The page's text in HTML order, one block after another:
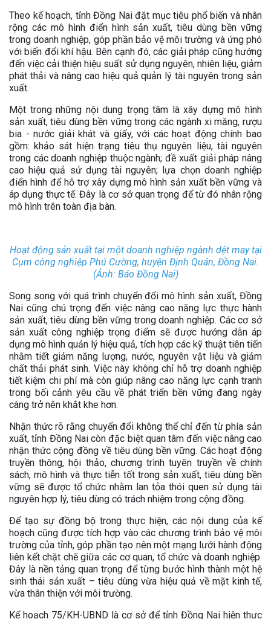
Theo kế hoạch, tỉnh Đồng Nai đặt mục tiêu phổ biến và nhân
rộng các mô hình điển hình sản xuất, tiêu dùng bền vững
trong doanh nghiệp, góp phần bảo vệ môi trường và ứng phó
với biến đổi khí hậu. Bên cạnh đó, các giải pháp cũng hướng
đến việc cải thiện hiệu suất sử dụng nguyên, nhiên liệu, giảm
phát thải và nâng cao hiệu quả quản lý tài nguyên trong sản
xuất.
Một trong những nội dung trọng tâm là xây dựng mô hình
sản xuất, tiêu dùng bền vững trong các ngành xi măng, rượu
bia - nước giải khát và giấy, với các hoạt động chính bao
gồm: khảo sát hiện trạng tiêu thụ nguyên liệu, tài nguyên
trong các doanh nghiệp thuộc ngành; đề xuất giải pháp nâng
cao hiệu quả sử dụng tài nguyên; lựa chọn doanh nghiệp
điển hình để hỗ trợ xây dựng mô hình sản xuất bền vững và
áp dụng thực tế. Đây là cơ sở quan trọng để từ đó nhân rộng
mô hình trên toàn địa bàn.
Hoạt động sản xuất tại một doanh nghiệp ngành dệt may tại
Cụm công nghiệp Phú Cường, huyện Định Quán, Đồng Nai.
(Ảnh: Báo Đồng Nai)
Song song với quá trình chuyển đổi mô hình sản xuất, Đồng
Nai cũng chú trọng đến việc nâng cao năng lực thực hành
sản xuất, tiêu dùng bền vững trong doanh nghiệp. Các cơ sở
sản xuất công nghiệp trọng điểm sẽ được hướng dẫn áp
dụng mô hình quản lý hiệu quả, tích hợp các kỹ thuật tiên tiến
nhằm tiết giảm năng lượng, nước, nguyên vật liệu và giảm
chất thải phát sinh. Việc này không chỉ hỗ trợ doanh nghiệp
tiết kiệm chi phí mà còn giúp nâng cao năng lực cạnh tranh
trong bối cảnh yêu cầu về phát triển bền vững đang ngày
càng trở nên khắt khe hơn.
Nhận thức rõ rằng chuyển đổi không thể chỉ đến từ phía sản
xuất, tỉnh Đồng Nai còn đặc biệt quan tâm đến việc nâng cao
nhận thức cộng đồng về tiêu dùng bền vững. Các hoạt động
truyền thông, hội thảo, chương trình tuyên truyền về chính
sách, mô hình và thực tiễn tốt trong sản xuất, tiêu dùng bền
vững sẽ được tổ chức nhằm lan tỏa thói quen sử dụng tài
nguyên hợp lý, tiêu dùng có trách nhiệm trong cộng đồng.
Để tạo sự đồng bộ trong thực hiện, các nội dung của kế
hoạch cũng được tích hợp vào các chương trình bảo vệ môi
trường của tỉnh, góp phần tạo nên một mạng lưới hành động
liên kết chặt chẽ giữa các cơ quan, tổ chức và doanh nghiệp.
Đây là nền tảng quan trọng để từng bước hình thành một hệ
sinh thái sản xuất – tiêu dùng vừa hiệu quả về mặt kinh tế,
vừa thân thiện với môi trường.
Kế hoạch 75/KH-UBND là cơ sở để tỉnh Đồng Nai hiện thực